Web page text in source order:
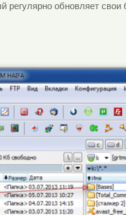
регулярно обновляет свои